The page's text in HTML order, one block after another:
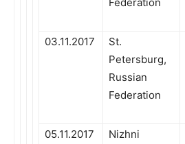
03.11.2017
St.
Petersburg,
Russian
Federation
05.11.2017
Nizhni